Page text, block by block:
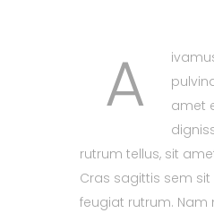
A
amet
rutrum tellus, sit
Cras sagittis sem
feugiat rutrum. Nam